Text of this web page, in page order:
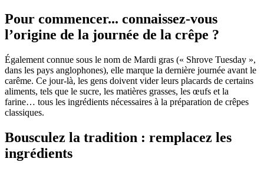
Pour commencer... connaissez-vous
l’origine de la journée de la crêpe ?
Également connue sous le nom de Mardi gras (« Shrove Tuesday »,
dans les pays anglophones), elle marque la dernière journée avant le
carême. Ce jour-là, les gens doivent vider leurs placards de certains
aliments, tels que le sucre, les matières grasses, les œufs et la
farine… tous les ingrédients nécessaires à la préparation de crêpes
classiques.
Bousculez la tradition : remplacez les
ingrédients